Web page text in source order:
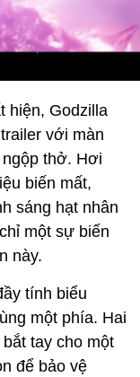
hiện, Godzilla
với màn
thở. Hơi
biến mất,
sáng hạt nhân
một sự biến
này.
tính biểu
một phía. Hai
tay cho một
để bảo vệ